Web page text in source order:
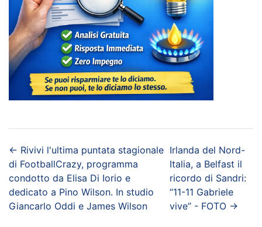
← Rivivi l'ultima puntata stagionale
di FootballCrazy, programma
condotto da Elisa Di Iorio e
dedicato a Pino Wilson. In studio
Giancarlo Oddi e James Wilson
Irlanda del Nord-
Italia, a Belfast il
ricordo di Sandri:
“11-11 Gabriele
vive” - FOTO→